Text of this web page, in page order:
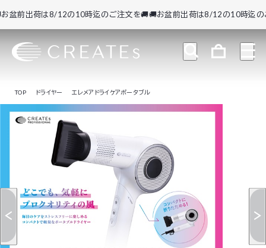
出荷は8/12の10時迄のご注文を🚚🚚お盆前出荷は8/12の10時迄のご注
TOP ドライヤー エレメアドライケアポータブル